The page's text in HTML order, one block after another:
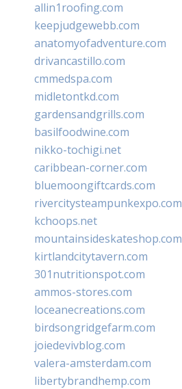
allin1roofing.com
keepjudgewebb.com
anatomyofadventure.com
drivancastillo.com
cmmedspa.com
midletontkd.com
gardensandgrills.com
basilfoodwine.com
nikko-tochigi.net
caribbean-corner.com
bluemoongiftcards.com
rivercitysteampunkexpo.com
kchoops.net
mountainsideskateshop.com
kirtlandcitytavern.com
301nutritionspot.com
ammos-stores.com
loceanecreations.com
birdsongridgefarm.com
joiedevivblog.com
valera-amsterdam.com
libertybrandhemp.com